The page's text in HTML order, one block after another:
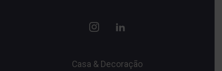
Casa & Decoração